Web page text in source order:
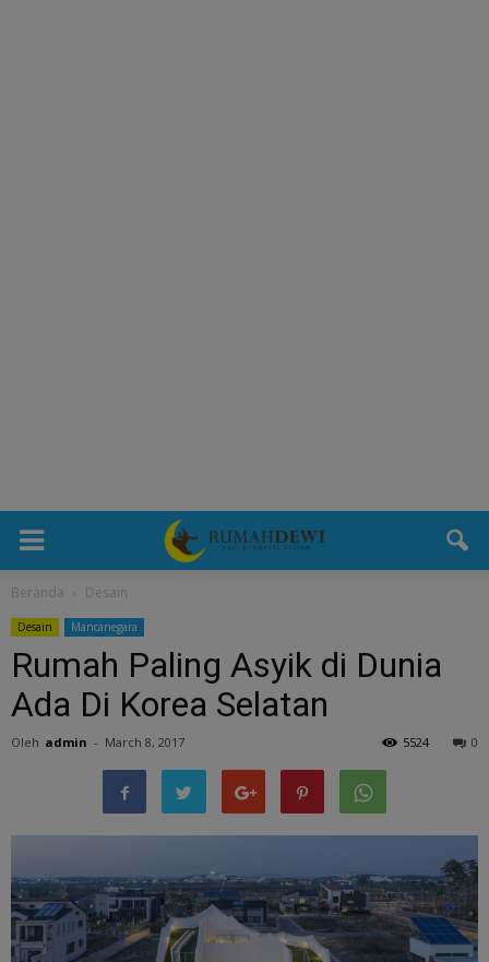
Beranda Desain
Desain Mancanegara
Rumah Paling Asyik di Dunia
Ada Di Korea Selatan
Oleh admin - March 8, 2017 0
5524